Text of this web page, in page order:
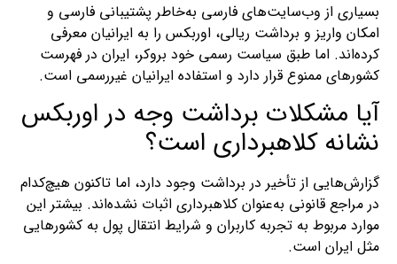
بسیاری از وب‌سایت‌های فارسی به‌خاطر پشتیبانی فارسی و
امکان واریز و برداشت ریالی، اوربکس را به ایرانیان معرفی
کرده‌اند. اما طبق سیاست رسمی خود بروکر، ایران در فهرست
کشورهای ممنوع قرار دارد و استفاده ایرانیان غیررسمی است.
آیا مشکلات برداشت وجه در اوربکس
نشانه کلاهبرداری است؟
گزارش‌هایی از تأخیر در برداشت وجود دارد، اما تاکنون هیچ‌کدام
در مراجع قانونی به‌عنوان کلاهبرداری اثبات نشده‌اند. بیشتر این
موارد مربوط به تجربه کاربران و شرایط انتقال پول به کشورهایی
مثل ایران است.